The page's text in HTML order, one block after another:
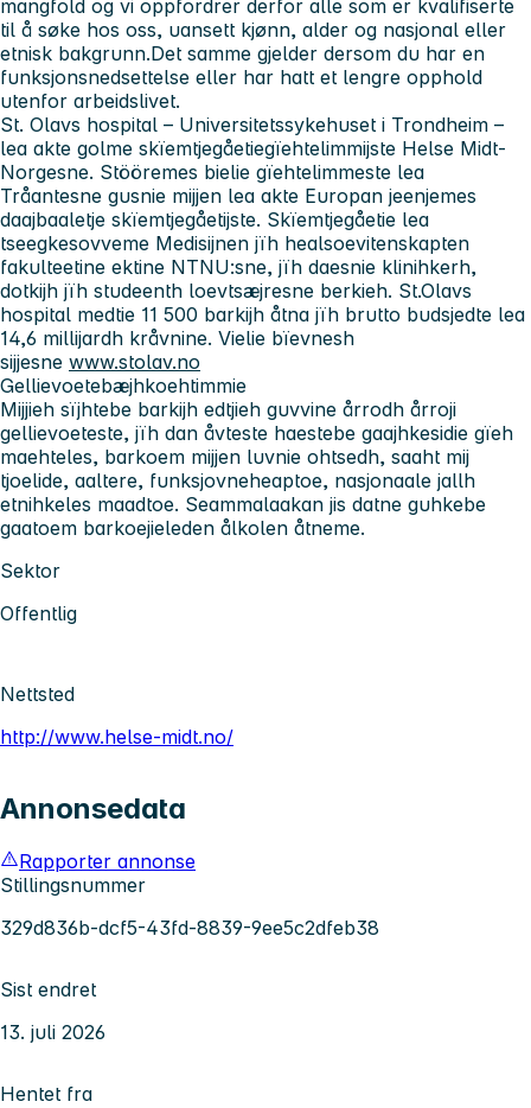
mangfold og vi oppfordrer derfor alle som er kvalifiserte
til å søke hos oss, uansett kjønn, alder og nasjonal eller
etnisk bakgrunn.Det samme gjelder dersom du har en
funksjonsnedsettelse eller har hatt et lengre opphold
utenfor arbeidslivet.
St. Olavs hospital – Universitetssykehuset i Trondheim –
lea akte golme skïemtjegåetiegïehtelimmijste Helse Midt-
Norgesne. Stööremes bielie gïehtelimmeste lea
Tråantesne gusnie mijjen lea akte Europan jeenjemes
daajbaaletje skïemtjegåetijste. Skïemtjegåetie lea
tseegkesovveme Medisijnen jïh healsoevitenskapten
fakulteetine ektine NTNU:sne, jïh daesnie klinihkerh,
dotkijh jïh studeenth loevtsæjresne berkieh. St.Olavs
hospital medtie 11 500 barkijh åtna jïh brutto budsjedte lea
14,6 millijardh kråvnine. Vielie bïevnesh
sijjesne www.stolav.no
Gellievoetebæjhkoehtimmie
Mijjieh sïjhtebe barkijh edtjieh guvvine årrodh årroji
gellievoeteste, jïh dan åvteste haestebe gaajhkesidie gïeh
maehteles, barkoem mijjen luvnie ohtsedh, saaht mij
tjoelide, aaltere, funksjovneheaptoe, nasjonaale jallh
etnihkeles maadtoe. Seammalaakan jis datne guhkebe
gaatoem barkoejieleden ålkolen åtneme.
Sektor
Offentlig
Nettsted
http://www.helse-midt.no/
Annonsedata
Rapporter annonse
Stillingsnummer
329d836b-dcf5-43fd-8839-9ee5c2dfeb38
Sist endret
13. juli 2026
Hentet fra